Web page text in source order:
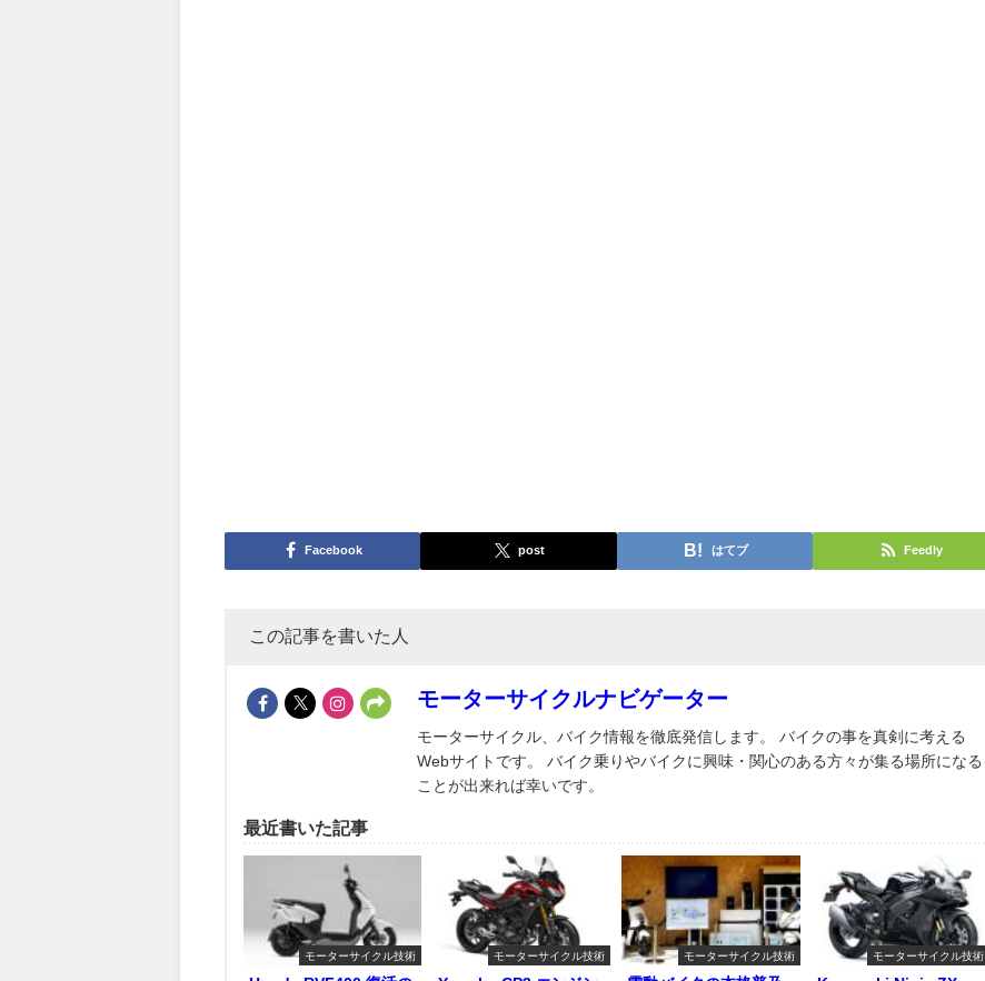
Facebook post はてブ Feedly
この記事を書いた人
モーターサイクルナビゲーター
モーターサイクル、バイク情報を徹底発信します。 バイクの事を真剣に考える
Webサイトです。 バイク乗りやバイクに興味・関心のある方々が集る場所になる
ことが出来れば幸いです。
最近書いた記事
モーターサイクル技術 モーターサイクル技術 モーターサイクル技術 モーターサイクル技術